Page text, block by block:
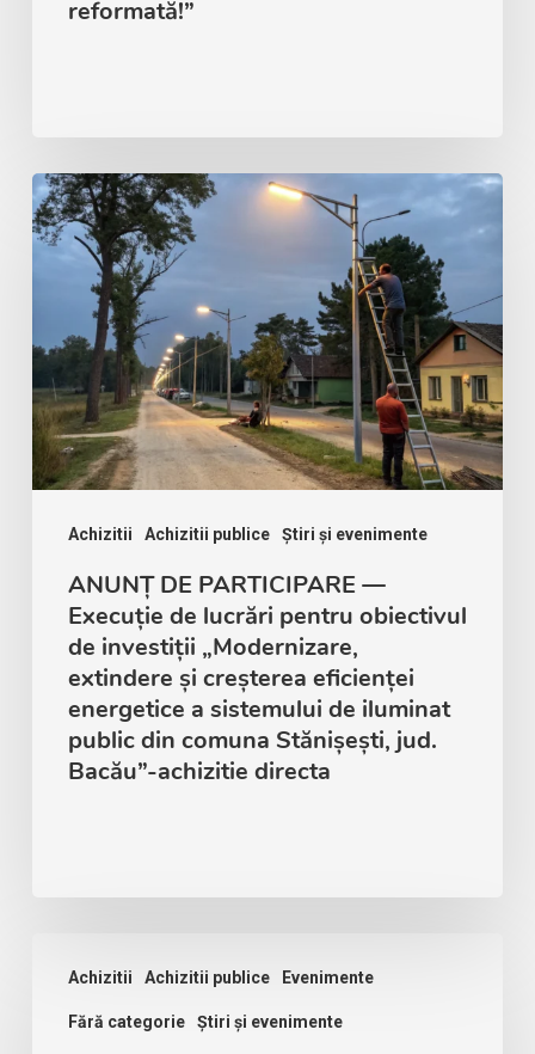
reformată!”
Achizitii Achizitii publice Știri și evenimente
ANUNȚ DE PARTICIPARE —
Execuție de lucrări pentru obiectivul
de investiții „Modernizare,
extindere și creșterea eficienței
energetice a sistemului de iluminat
public din comuna Stănișești, jud.
Bacău”-achizitie directa
Achizitii Achizitii publice Evenimente
Fără categorie Știri și evenimente